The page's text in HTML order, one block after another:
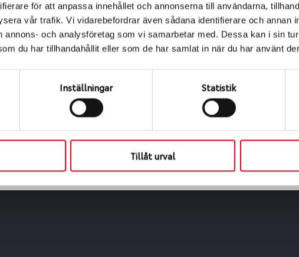
för att anpassa innehållet och annonserna till användarna,
vår trafik. Vi vidarebefordrar även sådana identifierare och annan
annons- och analysföretag som vi samarbetar med. Dessa kan i sin
du har tillhandahållit eller som de har samlat in när du har använt
Inställningar Statistik
Tillåt urval
oss levereras de direkt till någon av våra däckverkstäder i
och tid för upphämtning eller service. När vi byter dina